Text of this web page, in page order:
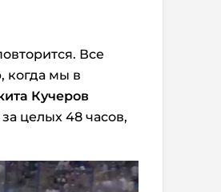
Все
когда мы в
Кучеров
целых 48 часов,